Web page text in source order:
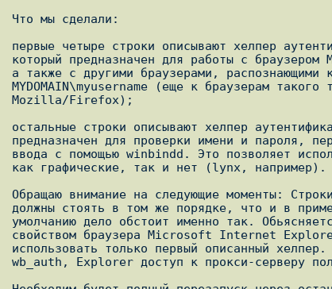
Что мы сделали:
первые четыре строки описывают хелпер
который предназначен для работы с
а также с другими браузерами, распознающими
MYDOMAIN\myusername (еще к браузерам такого
Mozilla/Firefox);
остальные строки описывают хелпер
предназначен для проверки имени и пароля,
ввода с помощью winbindd. Это позволяет
как графические, так и нет (lynx, например).
Обращаю внимание на следующие моменты:
должны стоять в том же порядке, что и в
умолчанию дело обстоит именно так.
свойством браузера Microsoft Internet
использовать только первый описанный
wb_auth, Explorer доступ к прокси-серверу